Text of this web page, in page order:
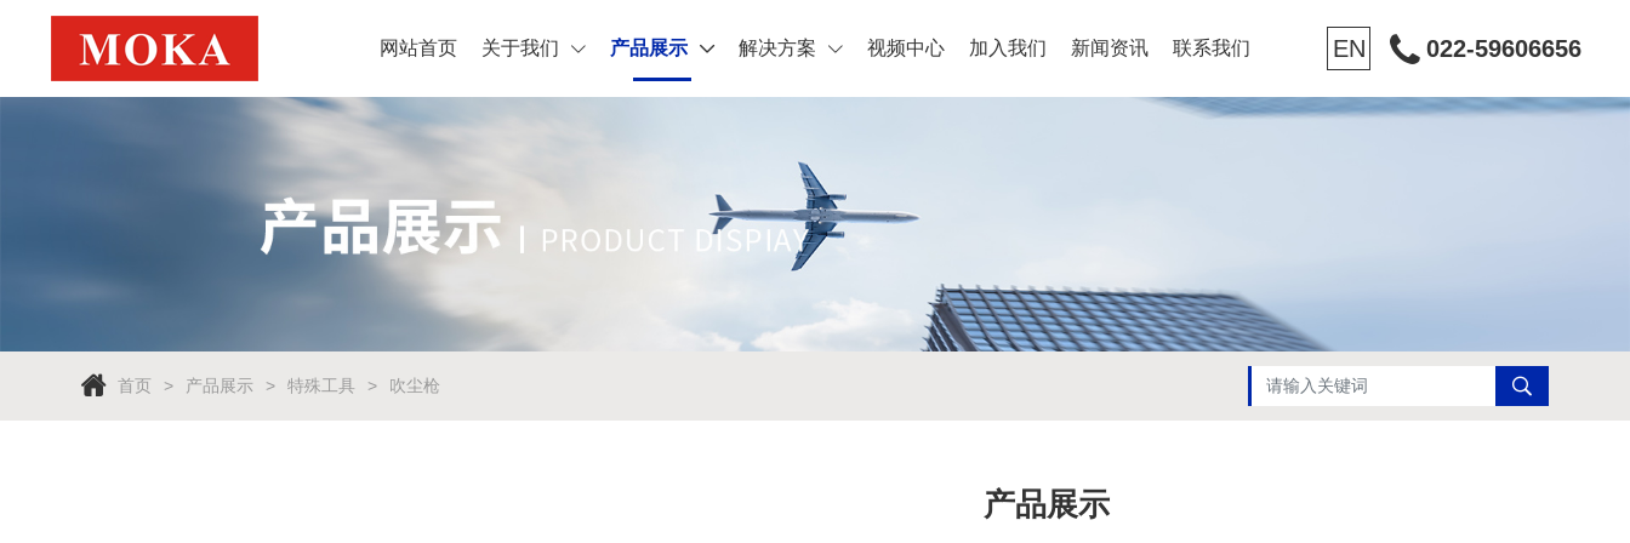
网站首页 关于我们 产品展示 解决方案 视频中心 加入我们 新闻资讯 联系我们 EN 022-59606656
首页 产品展示 特殊工具 吹尘枪
产品展示